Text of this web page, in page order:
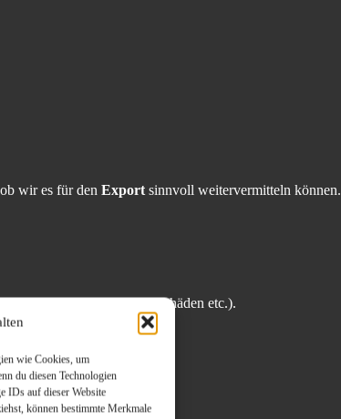
wie Cookies, um
du diesen Technologien
IDs auf dieser Website
können bestimmte Merkmale
wir es für den Export sinnvoll weitervermitteln können.
Baujahr, Zustand, Schäden etc.).